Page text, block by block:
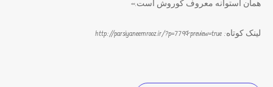
همان استوانه معروف کوروش است.»
لینک کوتاه: http://parsiyaneemrooz.ir/?p=779&preview=true